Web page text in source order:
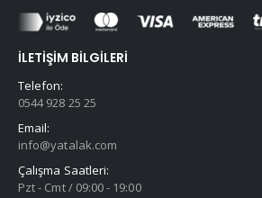
İLETIŞIM BILGILERI
Telefon:
0544 928 25 25
Email:
info@yatalak.com
Çalışma Saatleri:
Pzt - Cmt / 09:00 - 19:00